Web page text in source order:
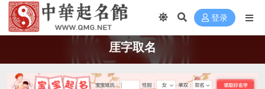
登录
厓字取名